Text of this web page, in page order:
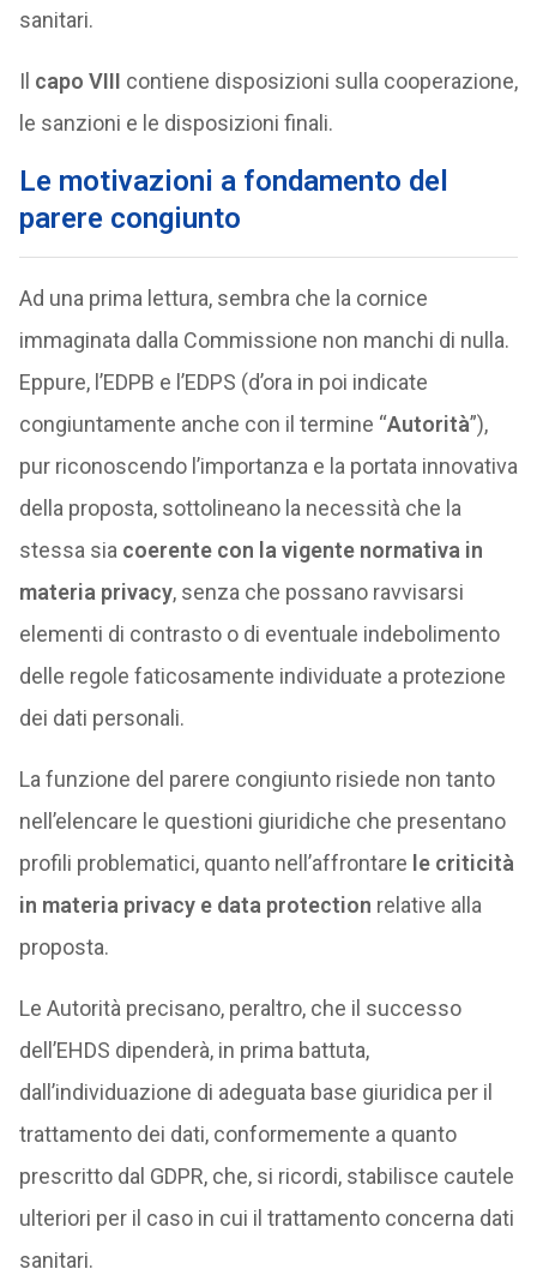
sanitari.
Il capo VIII contiene disposizioni sulla cooperazione,
le sanzioni e le disposizioni finali.
Le motivazioni a fondamento del
parere congiunto
Ad una prima lettura, sembra che la cornice
immaginata dalla Commissione non manchi di nulla.
Eppure, l’EDPB e l’EDPS (d’ora in poi indicate
congiuntamente anche con il termine “Autorità”),
pur riconoscendo l’importanza e la portata innovativa
della proposta, sottolineano la necessità che la
stessa sia coerente con la vigente normativa in
materia privacy, senza che possano ravvisarsi
elementi di contrasto o di eventuale indebolimento
delle regole faticosamente individuate a protezione
dei dati personali.
La funzione del parere congiunto risiede non tanto
nell’elencare le questioni giuridiche che presentano
profili problematici, quanto nell’affrontare le criticità
in materia privacy e data protection relative alla
proposta.
Le Autorità precisano, peraltro, che il successo
dell’EHDS dipenderà, in prima battuta,
dall’individuazione di adeguata base giuridica per il
trattamento dei dati, conformemente a quanto
prescritto dal GDPR, che, si ricordi, stabilisce cautele
ulteriori per il caso in cui il trattamento concerna dati
sanitari.